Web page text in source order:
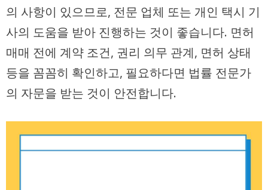
의 사항이 있으므로, 전문 업체 또는 개인 택시 기
사의 도움을 받아 진행하는 것이 좋습니다. 면허
매매 전에 계약 조건, 권리 의무 관계, 면허 상태
등을 꼼꼼히 확인하고, 필요하다면 법률 전문가
의 자문을 받는 것이 안전합니다.